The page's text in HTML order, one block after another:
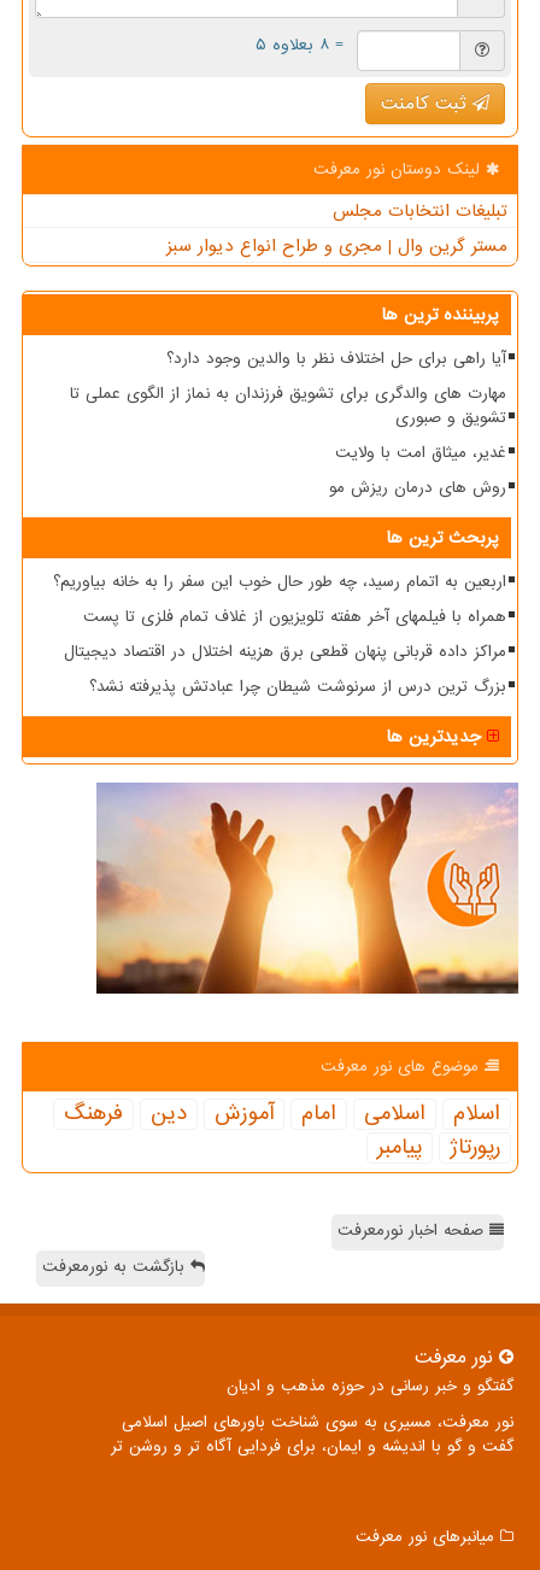
= ۸ بعلاوه ۵
ثبت کامنت
لینک دوستان نور معرفت
تبلیغات انتخابات مجلس
مستر گرین وال | مجری و طراح انواع دیوار سبز
پربیننده ترین ها
آیا راهی برای حل اختلاف نظر با والدین وجود دارد؟
مهارت های والدگری برای تشویق فرزندان به نماز از الگوی عملی تا
تشویق و صبوری
غدیر، میثاق امت با ولایت
روش های درمان ریزش مو
پربحث ترین ها
اربعین به اتمام رسید، چه طور حال خوب این سفر را به خانه بیاوریم؟
همراه با فیلمهای آخر هفته تلویزیون از غلاف تمام فلزی تا پست
مراکز داده قربانی پنهان قطعی برق هزینه اختلال در اقتصاد دیجیتال
بزرگ ترین درس از سرنوشت شیطان چرا عبادتش پذیرفته نشد؟
جدیدترین ها
موضوع های نور معرفت
اسلام اسلامی امام آموزش دین
فرهنگ
رپورتاژ
پیامبر
صفحه اخبار نورمعرفت
بازگشت به نورمعرفت
نور معرفت
گفتگو و خبر رسانی در حوزه مذهب و ادیان
نور معرفت، مسیری به سوی شناخت باورهای اصیل اسلامی
گفت و گو با اندیشه و ایمان، برای فردایی آگاه تر و روشن تر
میانبرهای نور معرفت